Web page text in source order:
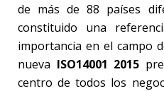
de más de 88 países
constituido una
importancia en el campo
nueva ISO14001 2015
centro de todos los